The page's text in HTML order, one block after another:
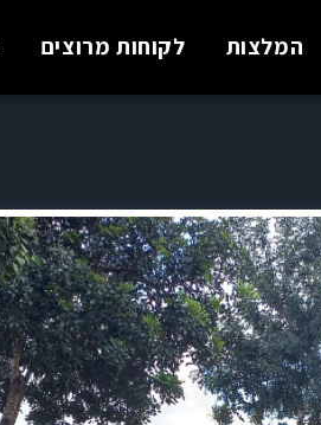
המלצות לקוחות מרוצים